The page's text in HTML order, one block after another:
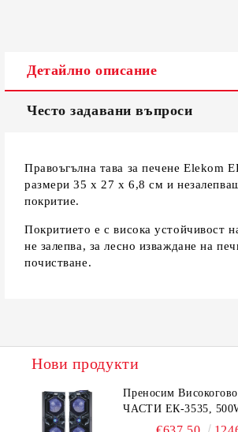
Детайлно описание
Често задавани въпроси
Правоъгълна тава за печене Elekom
размери 35 х 27 х 6,8 см и
покритие.
Покритието е с висока устойчивост
не залепва, за лесно изваждане на
почистване.
Нови продукти
Преносим
ЧАСТИ ЕК-3535,
Bluetooth, USB,